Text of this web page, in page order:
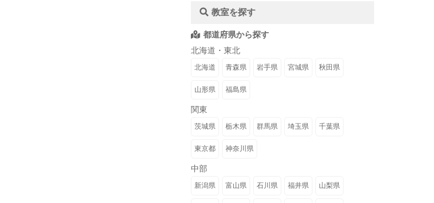
教室を探す
都道府県から探す
北海道・東北
北海道 青森県 岩手県 宮城県 秋田県
山形県 福島県
関東
茨城県 栃木県 群馬県 埼玉県 千葉県
東京都 神奈川県
中部
新潟県 富山県 石川県 福井県 山梨県